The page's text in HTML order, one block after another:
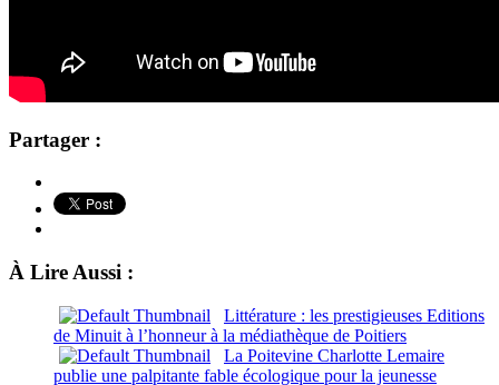
Partager :
À Lire Aussi :
Littérature : les prestigieuses Editions
de Minuit à l’honneur à la médiathèque de Poitiers
La Poitevine Charlotte Lemaire
publie une palpitante fable écologique pour la jeunesse